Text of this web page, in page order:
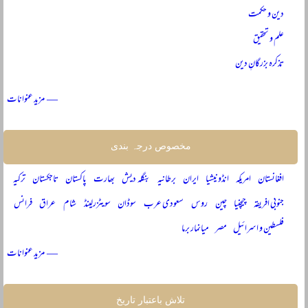
دین و حکمت
علم و تحقیق
تذکرہ بزرگانِ دین
— مزید عنوانات
مخصوص درجہ بندی
افغانستان امریکہ انڈونیشیا ایران برطانیہ بنگلہ دیش بھارت پاکستان تاجکستان ترکیہ
جنوبی افریقہ چیچنیا چین روس سعودی عرب سوڈان سویٹزرلینڈ شام عراق فرانس
فلسطین و اسرائیل مصر میانمار برما
— مزید عنوانات
تلاش باعتبار تاریخ